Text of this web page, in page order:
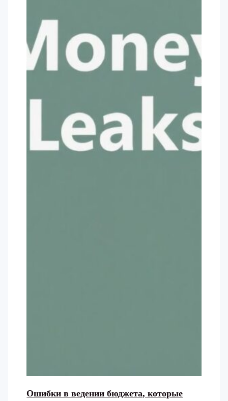
Ошибки в ведении бюджета, которые